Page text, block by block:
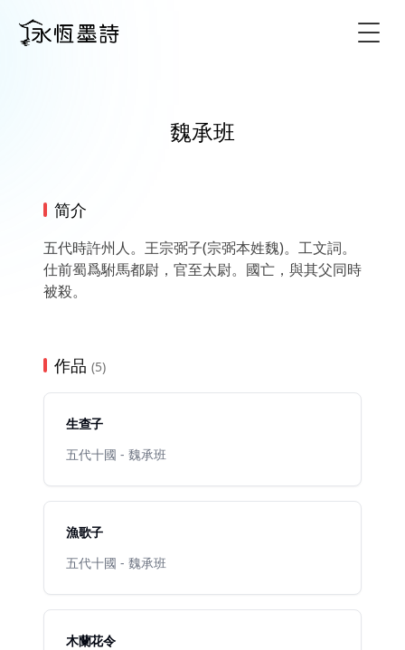
魏承班
简介
五代時許州人。王宗弼子(宗弼本姓魏)。工文詞。
仕前蜀爲駙馬都尉，官至太尉。國亡，與其父同時
被殺。
作品 (5)
生查子
五代十國 - 魏承班
漁歌子
五代十國 - 魏承班
木蘭花令